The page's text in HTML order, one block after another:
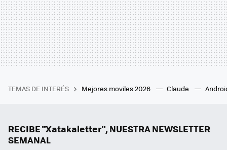
TEMAS DE INTERÉS Mejores moviles 2026 Claude
RECIBE "Xatakaletter", NUESTRA NEWSLETTER
SEMANAL